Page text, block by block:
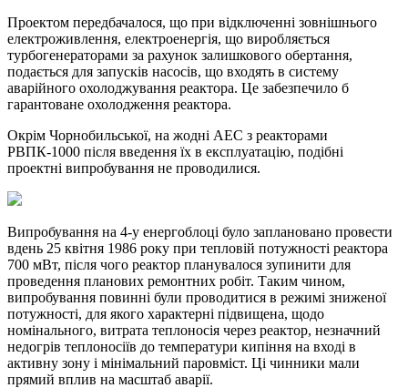
Проектом передбачалося, що при відключенні зовнішнього
електроживлення, електроенергія, що виробляється
турбогенераторами за рахунок залишкового обертання,
подається для запусків насосів, що входять в систему
аварійного охолоджування реактора. Це забезпечило б
гарантоване охолодження реактора.
Окрім Чорнобильської, на жодні АЕС з реакторами
РВПК-1000 після введення їх в експлуатацію, подібні
проектні випробування не проводилися.
Випробування на 4-у енергоблоці було заплановано провести
вдень 25 квітня 1986 року при тепловій потужності реактора
700 мВт, після чого реактор планувалося зупинити для
проведення планових ремонтних робіт. Таким чином,
випробування повинні були проводитися в режимі зниженої
потужності, для якого характерні підвищена, щодо
номінального, витрата теплоносія через реактор, незначний
недогрів теплоносіїв до температури кипіння на вході в
активну зону і мінімальний паровміст. Ці чинники мали
прямий вплив на масштаб аварії.